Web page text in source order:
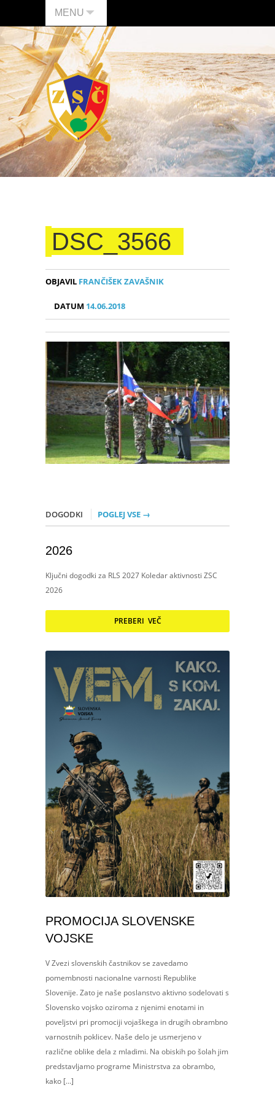
MENU
DSC_3566
OBJAVIL FRANČIŠEK ZAVAŠNIK
DATUM 14.06.2018
DOGODKI POGLEJ VSE →
2026
Ključni dogodki za RLS 2027 Koledar aktivnosti ZSC
2026
PREBERI VEČ
PROMOCIJA SLOVENSKE
VOJSKE
V Zvezi slovenskih častnikov se zavedamo
pomembnosti nacionalne varnosti Republike
Slovenije. Zato je naše poslanstvo aktivno sodelovati s
Slovensko vojsko oziroma z njenimi enotami in
poveljstvi pri promociji vojaškega in drugih obrambno
varnostnih poklicev. Naše delo je usmerjeno v
različne oblike dela z mladimi. Na obiskih po šolah jim
predstavljamo programe Ministrstva za obrambo,
kako […]